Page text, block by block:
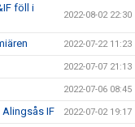
föll i
2022-08-02 22:30
2022-07-22 11:23
2022-07-07 21:13
2022-07-06 08:45
IF 2022-07-02 19:17